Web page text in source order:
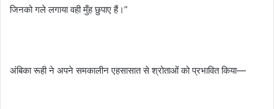
जिनको गले लगाया वही मुँह छुपाए हैं।”
अंबिका रूही ने अपने समकालीन एहसासात से श्रोताओं को प्रभावित किया—